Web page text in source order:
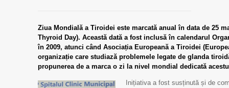
Ziua Mondială a Tiroidei este marcată anual în data de 25
Thyroid Day). Această dată a fost inclusă în calendarul
în 2009, atunci când Asociația Europeană a Tiroidei
organizație care studiază problemele legate de glanda
propunerea de a marca o zi la nivel mondial dedicată
Inițiativa a fost susținută și de